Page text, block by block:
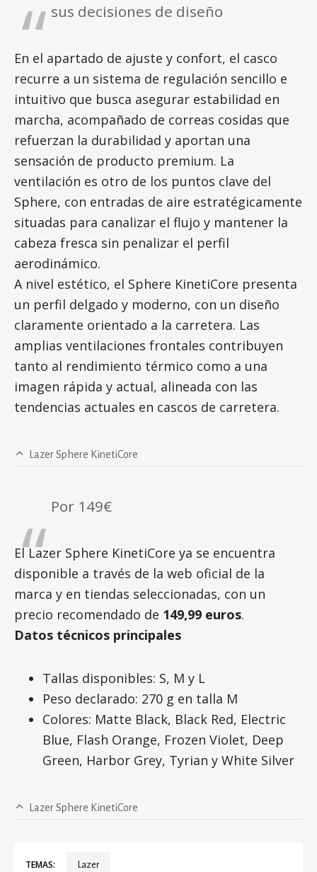
sus decisiones de diseño
En el apartado de ajuste y confort, el casco
recurre a un sistema de regulación sencillo e
intuitivo que busca asegurar estabilidad en
marcha, acompañado de correas cosidas que
refuerzan la durabilidad y aportan una
sensación de producto premium. La
ventilación es otro de los puntos clave del
Sphere, con entradas de aire estratégicamente
situadas para canalizar el flujo y mantener la
cabeza fresca sin penalizar el perfil
aerodinámico.
A nivel estético, el Sphere KinetiCore presenta
un perfil delgado y moderno, con un diseño
claramente orientado a la carretera. Las
amplias ventilaciones frontales contribuyen
tanto al rendimiento térmico como a una
imagen rápida y actual, alineada con las
tendencias actuales en cascos de carretera.
Lazer Sphere KinetiCore
Por 149€
El Lazer Sphere KinetiCore ya se encuentra
disponible a través de la web oficial de la
marca y en tiendas seleccionadas, con un
precio recomendado de 149,99 euros.
Datos técnicos principales
Tallas disponibles: S, M y L
Peso declarado: 270 g en talla M
Colores: Matte Black, Black Red, Electric
Blue, Flash Orange, Frozen Violet, Deep
Green, Harbor Grey, Tyrian y White Silver
Lazer Sphere KinetiCore
TEMAS: Lazer